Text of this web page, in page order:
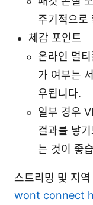
주기적으로
체감 포인트
온라인 멀
가 여부는
우됩니다.
일부 경우
결과를 낳
는 것이 좋
스트리밍 및 지
wont connect